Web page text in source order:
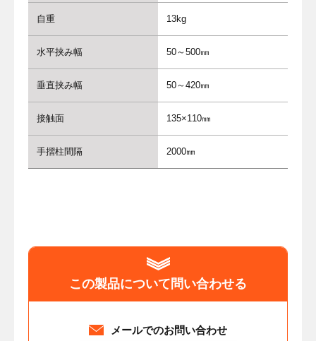
自重 13kg
水平挟み幅 50～500㎜
垂直挟み幅 50～420㎜
接触面 135×110㎜
手摺柱間隔 2000㎜
この製品について問い合わせる
メールでのお問い合わせ